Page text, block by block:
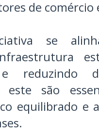
de
se
reduzindo
este são
equilibrado e